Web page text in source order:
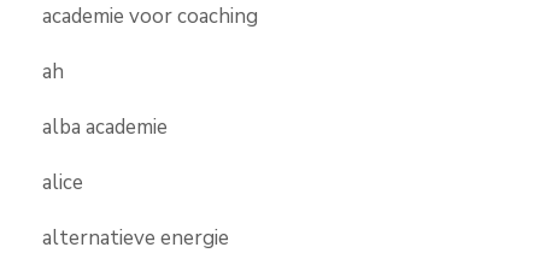
academie voor coaching
ah
alba academie
alice
alternatieve energie